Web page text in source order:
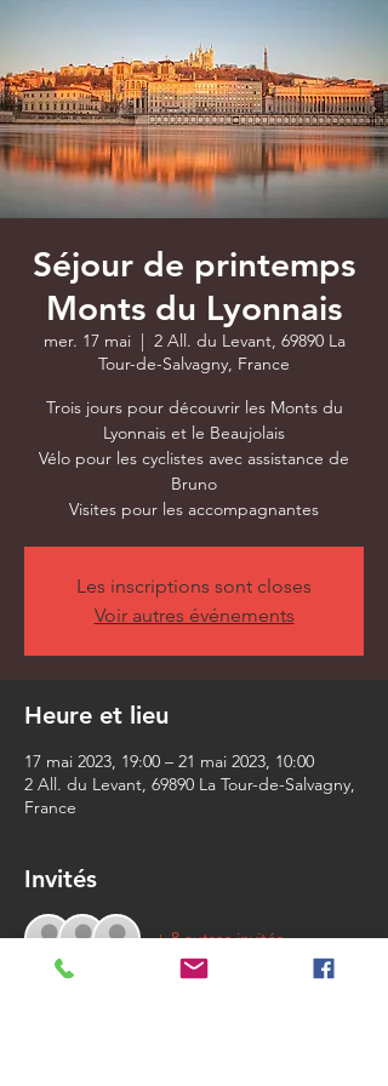
Séjour de printemps
Monts du Lyonnais
mer. 17 mai
  |
2 All. du Levant, 69890 La
Tour-de-Salvagny, France
Trois jours pour découvrir les Monts du
Lyonnais et le Beaujolais
Vélo pour les cyclistes avec assistance de
Bruno
Visites pour les accompagnantes
Les inscriptions sont closes
Voir autres événements
Heure et lieu
17 mai 2023, 19:00 – 21 mai 2023, 10:00
2 All. du Levant, 69890 La Tour-de-Salvagny,
France
Invités
+ 8 autres invités